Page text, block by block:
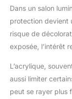
Dans un salon
protection devient
risque de
exposée, l’intérêt
L’acrylique,
aussi limiter
peut se rayer plus